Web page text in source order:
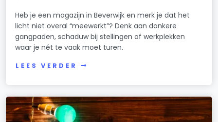
Heb je een magazijn in Beverwijk en merk je dat het
licht niet overal “meewerkt”? Denk aan donkere
gangpaden, schaduw bij stellingen of werkplekken
waar je nét te vaak moet turen.
LEES VERDER